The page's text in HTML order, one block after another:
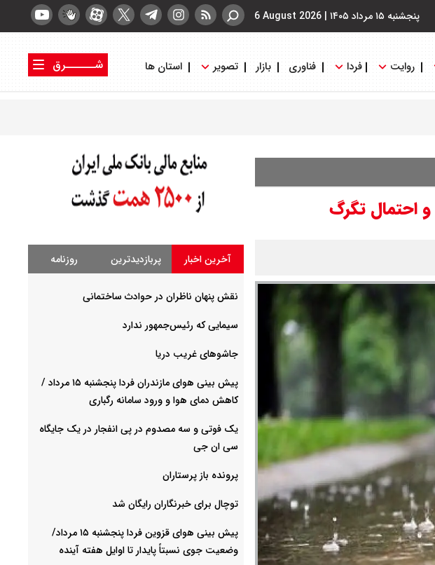
پنجشنبه ۱۵ مرداد ۱۴۰۵ |
6 August 2026
روایت فردا فناوری بازار تصویر استان ها
شــــــرق
آخرین اخبار پربازدیدترین روزنامه
نقش پنهان ناظران در حوادث ساختمانی
سیمایی که رئیس‌جمهور ندارد
جاشوهای غریب دریا
پیش بینی هوای مازندران فردا پنجشنبه ۱۵ مرداد /
کاهش دمای هوا و ورود سامانه رگباری
یک فوتی و سه مصدوم در پی انفجار در یک جایگاه
سی ان جی
پرونده باز پرستاران
توچال برای خبرنگاران رایگان شد
پیش بینی هوای قزوین فردا پنجشنبه ۱۵ مرداد/
وضعیت جوی نسبتاً پایدار تا اوایل هفته آینده